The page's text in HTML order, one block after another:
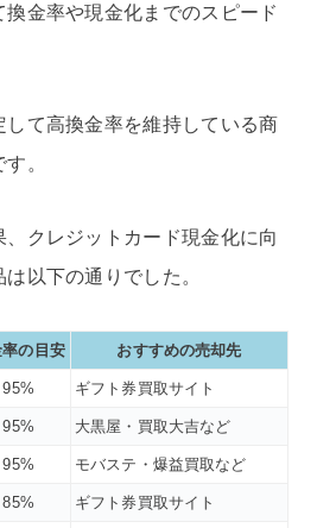
金率や現金化までのスピード
て高換金率を維持している商
。
クレジットカード現金化に向
以下の通りでした。
の目安 おすすめの売却先
ギフト券買取サイト
大黒屋・買取大吉など
モバステ・爆益買取など
ギフト券買取サイト